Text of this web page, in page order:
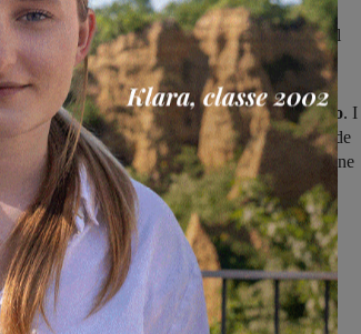
un Montevarchi che nel primo tempo ha
in campo con ordine ma poco carattere. Così al
con un colpo di testa vincente.
ripresa il Montevarchi torna più incisivo. I
anche dall’assedio finale portato con grande
nel frattempo rimasti in dieci per l’espulsione
l’Aquila torna a casa a mani vuote.
perché sta per iniziare una settimana
Laterina valido per gli ottavi di finale di
alla nuova capolista. Con il vantaggio non da
Vietato mancare, vietato sbagliare.